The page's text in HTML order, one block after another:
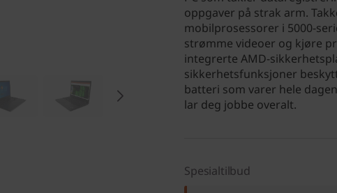
oppgaver på strak arm.
mobilprosessorer i 5000-
strømme videoer og kjøre
integrerte AMD-
sikkerhetsfunksjoner
batteri som varer hele
lar deg jobbe overalt.
Spesialtilbud